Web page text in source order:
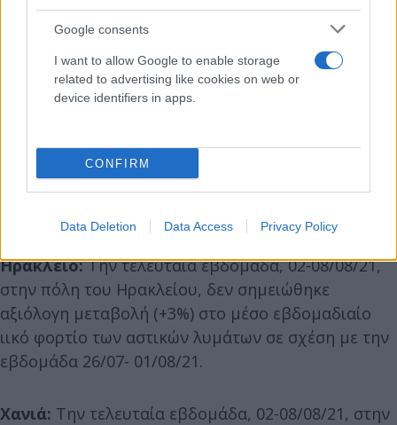
Google consents
I want to allow Google to enable storage
related to advertising like cookies on web or
device identifiers in apps.
CONFIRM
Data Deletion Data Access Privacy Policy
λυμάτων σε σχέση με την εβδομάδα 26/07-
01/08/21.
Βόλος:Την τελευταία εβδομάδα, 02-08/08/21, στο
σχέση με την εβδομάδα 26/07-01/08/21.
Ηράκλειο:Την τελευταία εβδομάδα, 02-08/08/21,
στην πόλη του Ηρακλείου, δεν σημειώθηκε
αξιόλογη μεταβολή (+3%) στο μέσο εβδομαδιαίο
ιικό φορτίο των αστικών λυμάτων σε σχέση με την
εβδομάδα 26/07- 01/08/21.
Χανιά: Την τελευταία εβδομάδα, 02-08/08/21, στην